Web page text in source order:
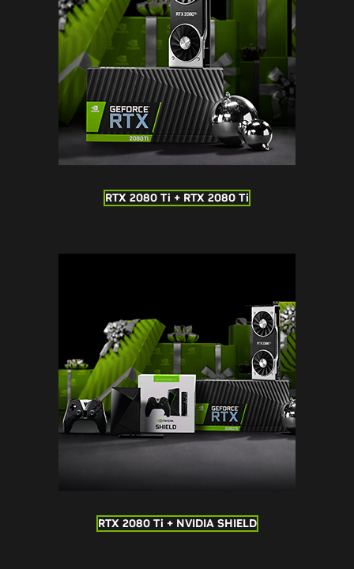
RTX 2080 Ti + RTX 2080 Ti
RTX 2080 Ti + NVIDIA SHIELD